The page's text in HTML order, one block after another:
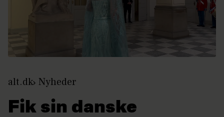
alt.dk Nyheder
Fik sin danske